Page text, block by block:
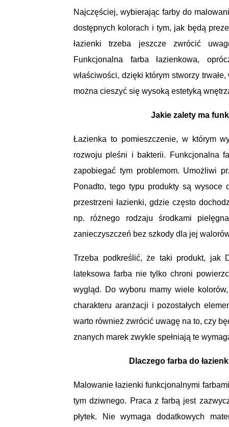
Najczęściej, wybierając farby do
dostępnych kolorach i tym, jak będą
łazienki trzeba jeszcze zwrócić
Funkcjonalna farba łazienkowa,
właściwości, dzięki którym stworzy
można cieszyć się wysoką estetyką
Jakie zalety ma
Łazienka to pomieszczenie, w którym
rozwoju pleśni i bakterii. Funkcjonalna
zapobiegać tym problemom. Umożliwi
Ponadto, tego typu produkty są
przestrzeni łazienki, gdzie często
np. różnego rodzaju środkami
zanieczyszczeń bez szkody dla jej
Trzeba podkreślić, że taki produkt, jak
lateksowa farba nie tylko chroni
wygląd. Do wyboru mamy wiele
charakteru aranżacji i pozostałych
warto również zwrócić uwagę na to, czy
znanych marek zwykle spełniają te
Dlaczego farba do
Malowanie łazienki funkcjonalnymi
tym dziwnego. Praca z farbą jest
płytek. Nie wymaga dodatkowych